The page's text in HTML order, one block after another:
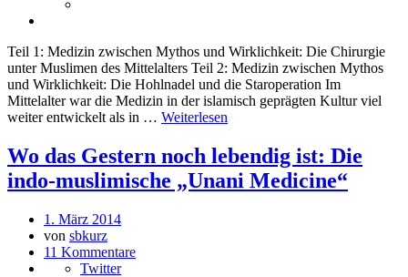
Teil 1: Medizin zwischen Mythos und Wirklichkeit: Die Chirurgie
unter Muslimen des Mittelalters Teil 2: Medizin zwischen Mythos
und Wirklichkeit: Die Hohlnadel und die Staroperation Im
Mittelalter war die Medizin in der islamisch geprägten Kultur viel
weiter entwickelt als in … Weiterlesen
Wo das Gestern noch lebendig ist: Die
indo-muslimische „Unani Medicine“
1. März 2014
von sbkurz
11 Kommentare
Twitter